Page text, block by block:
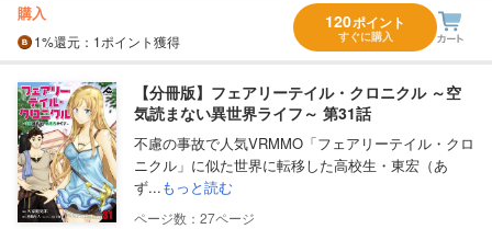
購入
1%還元 ：1ポイント獲得
120ポイント
すぐに購入
【分冊版】フェアリーテイル・クロニクル ～空
気読まない異世界ライフ～ 第31話
不慮の事故で人気VRMMO「フェアリーテイル・クロ
ニクル」に似た世界に転移した高校生・東宏（あ
ず...もっと読む
27